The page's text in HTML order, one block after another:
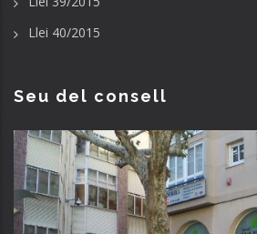
Llei 40/2015
Seu del consell